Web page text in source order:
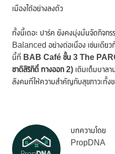
เมืองได้อย่างลงตัว
ทั้งนี้เดอะ ปาร์ค ยังคงมุ่งมั่นจัดกิจก
Balanced อย่างต่อเนื่อง เช่นเดียว
นี้ที่ BAB Café ชั้น 3 The
ชาติสิริกิติ์ ทางออก 2) เติมเต็มบาลา
สังคมที่ให้ความสำคัญกับสุขภาวะทั้งข
บทความโดย
PropDNA